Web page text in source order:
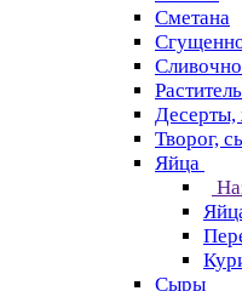
Сметана
Десерты,
Творог,
Яйца
Сыры